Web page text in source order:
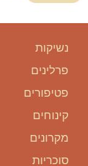
נשיקות
פרלינים
פטיפורים
קינוחים
מקרונים
סוכריות